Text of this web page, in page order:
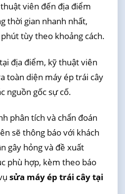
viên đến địa điểm
thời gian nhanh nhất,
tùy theo khoảng cách.
địa điểm, kỹ thuật viên
toàn diện máy ép trái cây
nguồn gốc sự cố.
phân tích và chẩn đoán
sẽ thông báo với khách
gây hỏng và đề xuất
phù hợp, kèm theo báo
sửa máy ép trái cây tại